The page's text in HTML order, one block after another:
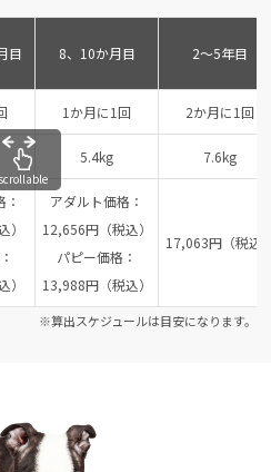
目 8、10か月目 2～5年目
1か月に1回 2か月に1回
5.4kg 7.6kg
）
）
アダルト価格：
12,656円（税込）
パピー価格：
13,988円（税込）
17,063円（税込
scrollable
※算出スケジュールは目安になります。